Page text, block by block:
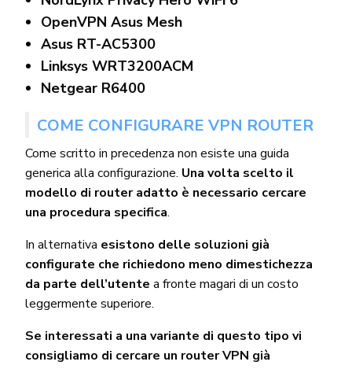
OpenVPN Asus Mesh
Asus RT-AC5300
Linksys WRT3200ACM
Netgear R6400
COME CONFIGURARE VPN ROUTER
Come scritto in precedenza non esiste una guida
generica alla configurazione. Una volta scelto il
modello di router adatto è necessario cercare
una procedura specifica.
In alternativa esistono delle soluzioni già
configurate che richiedono meno dimestichezza
da parte dell’utente a fronte magari di un costo
leggermente superiore.
Se interessati a una variante di questo tipo vi
consigliamo di cercare un router VPN già